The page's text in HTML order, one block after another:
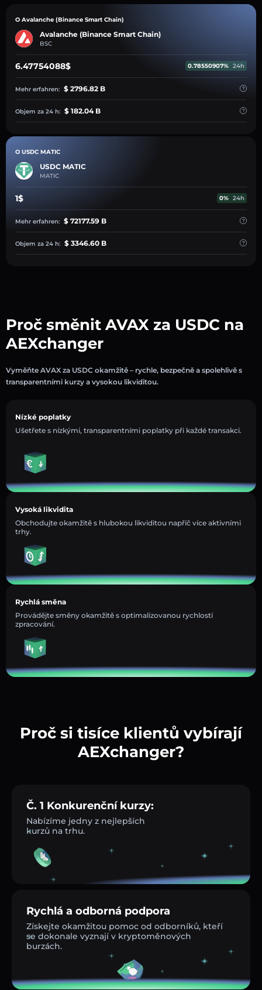
O Avalanche (Binance Smart Chain)
Avalanche (Binance Smart Chain)
BSC
6.47754088$ 0.78550907% 24h
Mehr erfahren: $ 2796.82 B
Objem za 24 h: $ 182.04 B
O USDC MATIC
USDC MATIC
MATIC
1$ 0% 24h
Mehr erfahren: $ 72177.59 B
Objem za 24 h: $ 3346.60 B
Proč směnit AVAX za USDC na
AEXchanger
Vyměňte AVAX za USDC okamžitě – rychle, bezpečně a spolehlivě s
transparentními kurzy a vysokou likviditou.
Nízké poplatky
Ušetřete s nízkými, transparentními poplatky při každé transakci.
Vysoká likvidita
Obchodujte okamžitě s hlubokou likviditou napříč více aktivními
trhy.
Rychlá směna
Provádějte směny okamžitě s optimalizovanou rychlostí
zpracování.
Proč si tisíce klientů vybírají
AEXchanger?
Č. 1 Konkurenční kurzy:
Nabízíme jedny z nejlepších
kurzů na trhu.
Rychlá a odborná podpora
Získejte okamžitou pomoc od odborníků, kteří
se dokonale vyznají v kryptoměnových
burzách.